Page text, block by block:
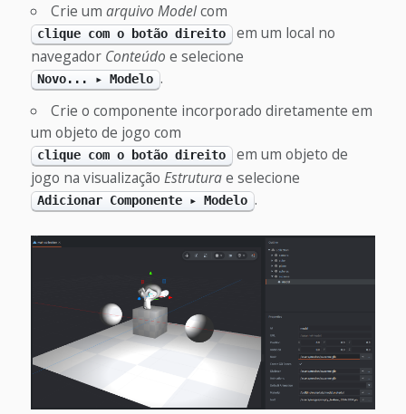
Crie umarquivo Modelcom
clique com o botão direito
em um local no
navegador Conteúdo e selecione
Novo... ▸ Modelo .
Crie o componente incorporado diretamente em
um objeto de jogo com
clique com o botão direito
em um objeto de
jogo na visualização Estruturae selecione
Adicionar Componente ▸ Modelo .